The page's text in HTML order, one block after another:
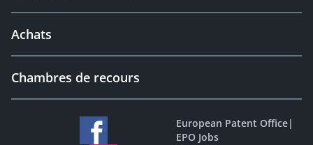
Achats
Chambres de recours
European Patent Office|
EPO Jobs